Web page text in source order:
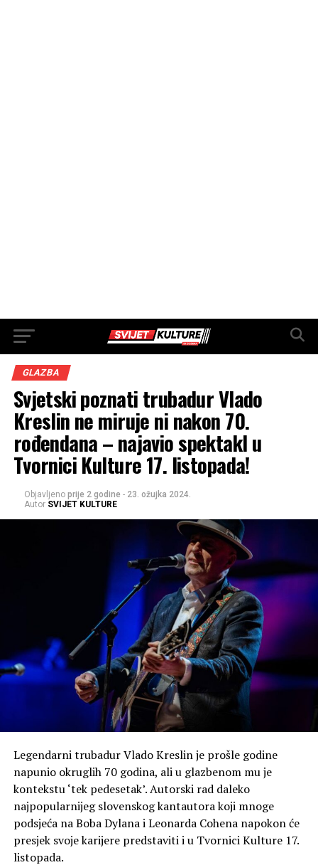
GLAZBA
Svjetski poznati trubadur Vlado
Kreslin ne miruje ni nakon 70.
rođendana – najavio spektakl u
Tvornici Kulture 17. listopada!
Objavljeno prije 2 godine - 23. ožujka 2024.
Autor SVIJET KULTURE
Legendarni trubadur Vlado Kreslin je prošle godine
napunio okruglih 70 godina, ali u glazbenom mu je
kontekstu ‘tek pedesetak’. Autorski rad daleko
najpopularnijeg slovenskog kantautora koji mnoge
podsjeća na Boba Dylana i Leonarda Cohena napokon će
presjek svoje karijere predstaviti i u Tvornici Kulture 17.
listopada.